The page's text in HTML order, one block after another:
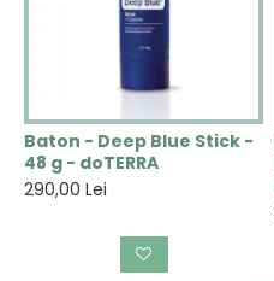
Baton - Deep Blue Stick -
48 g - doTERRA
290,00 Lei